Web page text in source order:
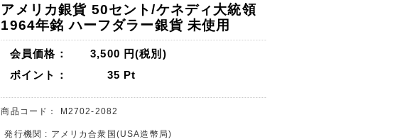
アメリカ銀貨 50セント/ケネディ大統領
1964年銘 ハーフダラー銀貨 未使用
会員価格： 3,500 円(税別)
ポイント：
35 Pt
商品コード： M2702-2082
発行機関 : アメリカ合衆国(USA造幣局)